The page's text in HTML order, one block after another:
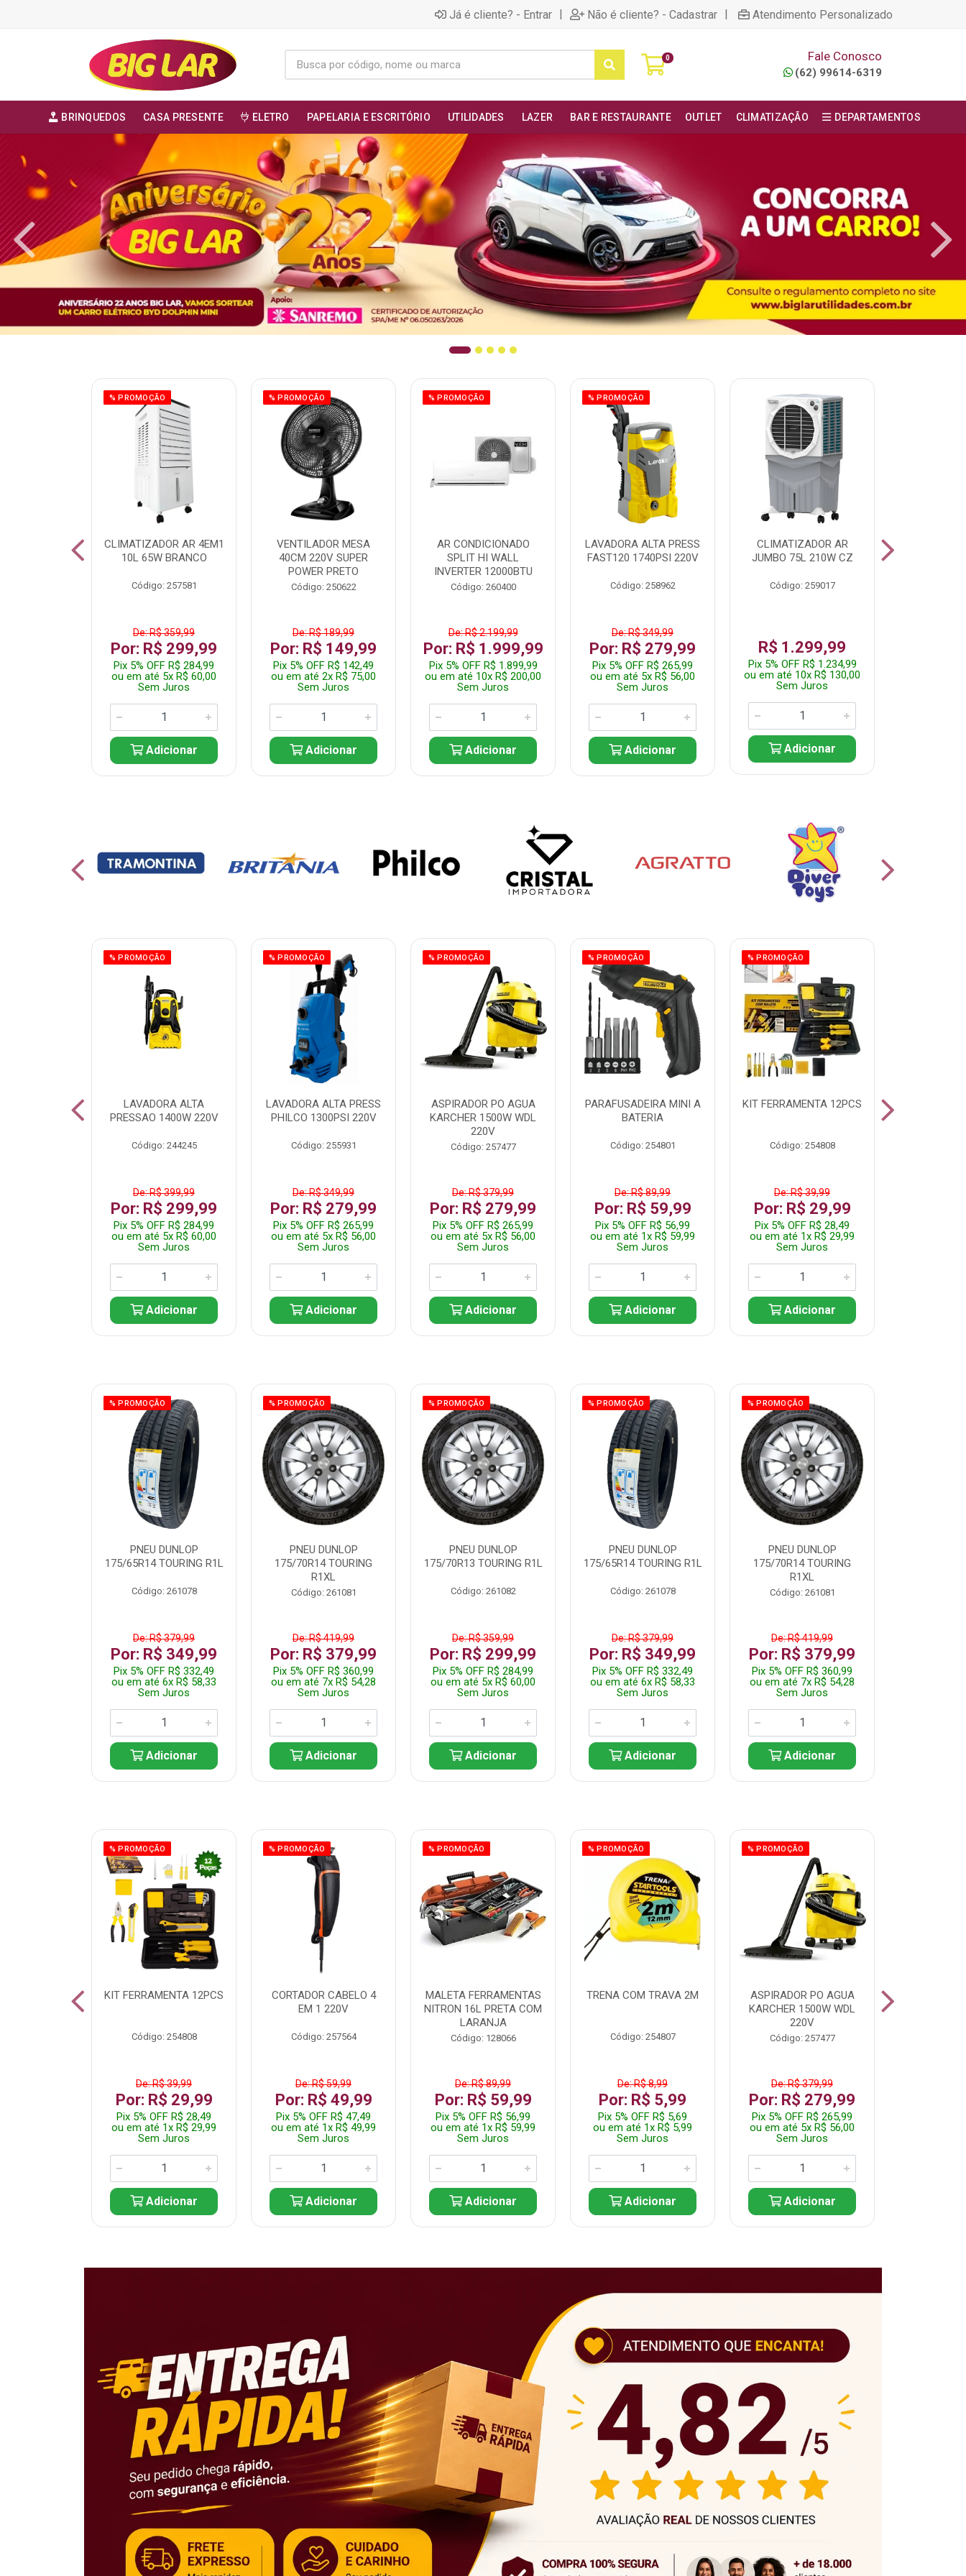
Já é cliente? - Entrar | Não é cliente? - Cadastrar | Atendimento Personalizado
0 Fale Conosco
(62) 99614-6319
BRINQUEDOS CASA PRESENTE ELETRO PAPELARIA E ESCRITÓRIO UTILIDADES LAZER BAR E RESTAURANTE OUTLET CLIMATIZAÇÃO DEPARTAMENTOS
% PROMOÇÃO
CLIMATIZADOR AR 4EM1
10L 65W BRANCO
Código: 257581
De: R$ 359,99
Por: R$ 299,99
Pix 5% OFF R$ 284,99
ou em até 5x R$ 60,00
Sem Juros
Adicionar
% PROMOÇÃO
VENTILADOR MESA
40CM 220V SUPER
POWER PRETO
Código: 250622
De: R$ 189,99
Por: R$ 149,99
Pix 5% OFF R$ 142,49
ou em até 2x R$ 75,00
Sem Juros
Adicionar
% PROMOÇÃO
AR CONDICIONADO
SPLIT HI WALL
INVERTER 12000BTU
Código: 260400
De: R$ 2.199,99
Por: R$ 1.999,99
Pix 5% OFF R$ 1.899,99
ou em até 10x R$ 200,00
Sem Juros
Adicionar
% PROMOÇÃO
LAVADORA ALTA PRESS
FAST120 1740PSI 220V
Código: 258962
De: R$ 349,99
Por: R$ 279,99
Pix 5% OFF R$ 265,99
ou em até 5x R$ 56,00
Sem Juros
Adicionar
CLIMATIZADOR AR
JUMBO 75L 210W CZ
Código: 259017
R$ 1.299,99
Pix 5% OFF R$ 1.234,99
ou em até 10x R$ 130,00
Sem Juros
Adicionar
% PROMOÇÃO
LAVADORA ALTA
PRESSAO 1400W 220V
Código: 244245
De: R$ 399,99
Por: R$ 299,99
Pix 5% OFF R$ 284,99
ou em até 5x R$ 60,00
Sem Juros
Adicionar
% PROMOÇÃO
LAVADORA ALTA PRESS
PHILCO 1300PSI 220V
Código: 255931
De: R$ 349,99
Por: R$ 279,99
Pix 5% OFF R$ 265,99
ou em até 5x R$ 56,00
Sem Juros
Adicionar
% PROMOÇÃO
ASPIRADOR PO AGUA
KARCHER 1500W WDL
220V
Código: 257477
De: R$ 379,99
Por: R$ 279,99
Pix 5% OFF R$ 265,99
ou em até 5x R$ 56,00
Sem Juros
Adicionar
% PROMOÇÃO
PARAFUSADEIRA MINI A
BATERIA
Código: 254801
De: R$ 89,99
Por: R$ 59,99
Pix 5% OFF R$ 56,99
ou em até 1x R$ 59,99
Sem Juros
Adicionar
% PROMOÇÃO
KIT FERRAMENTA 12PCS
Código: 254808
De: R$ 39,99
Por: R$ 29,99
Pix 5% OFF R$ 28,49
ou em até 1x R$ 29,99
Sem Juros
Adicionar
% PROMOÇÃO
PNEU DUNLOP
175/65R14 TOURING R1L
Código: 261078
De: R$ 379,99
Por: R$ 349,99
Pix 5% OFF R$ 332,49
ou em até 6x R$ 58,33
Sem Juros
Adicionar
% PROMOÇÃO
PNEU DUNLOP
175/70R14 TOURING
R1XL
Código: 261081
De: R$ 419,99
Por: R$ 379,99
Pix 5% OFF R$ 360,99
ou em até 7x R$ 54,28
Sem Juros
Adicionar
% PROMOÇÃO
PNEU DUNLOP
175/70R13 TOURING R1L
Código: 261082
De: R$ 359,99
Por: R$ 299,99
Pix 5% OFF R$ 284,99
ou em até 5x R$ 60,00
Sem Juros
Adicionar
% PROMOÇÃO
PNEU DUNLOP
175/65R14 TOURING R1L
Código: 261078
De: R$ 379,99
Por: R$ 349,99
Pix 5% OFF R$ 332,49
ou em até 6x R$ 58,33
Sem Juros
Adicionar
% PROMOÇÃO
PNEU DUNLOP
175/70R14 TOURING
R1XL
Código: 261081
De: R$ 419,99
Por: R$ 379,99
Pix 5% OFF R$ 360,99
ou em até 7x R$ 54,28
Sem Juros
Adicionar
% PROMOÇÃO
KIT FERRAMENTA 12PCS
Código: 254808
De: R$ 39,99
Por: R$ 29,99
Pix 5% OFF R$ 28,49
ou em até 1x R$ 29,99
Sem Juros
Adicionar
% PROMOÇÃO
CORTADOR CABELO 4
EM 1 220V
Código: 257564
De: R$ 59,99
Por: R$ 49,99
Pix 5% OFF R$ 47,49
ou em até 1x R$ 49,99
Sem Juros
Adicionar
% PROMOÇÃO
MALETA FERRAMENTAS
NITRON 16L PRETA COM
LARANJA
Código: 128066
De: R$ 89,99
Por: R$ 59,99
Pix 5% OFF R$ 56,99
ou em até 1x R$ 59,99
Sem Juros
Adicionar
% PROMOÇÃO
TRENA COM TRAVA 2M
Código: 254807
De: R$ 8,99
Por: R$ 5,99
Pix 5% OFF R$ 5,69
ou em até 1x R$ 5,99
Sem Juros
Adicionar
% PROMOÇÃO
ASPIRADOR PO AGUA
KARCHER 1500W WDL
220V
Código: 257477
De: R$ 379,99
Por: R$ 279,99
Pix 5% OFF R$ 265,99
ou em até 5x R$ 56,00
Sem Juros
Adicionar